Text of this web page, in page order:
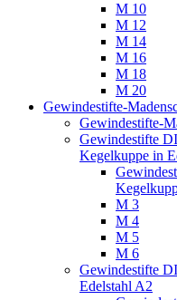
M 10
M 12
M 14
M 16
M 18
M 20
Gewindestifte-
Gewindestifte-
Gewindestifte
Kegelkuppe in
M 3
M 4
M 5
M 6
Gewindestifte
Edelstahl A2